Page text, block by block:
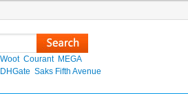
Woot Courant MEGA
DHGate Saks Fifth Avenue